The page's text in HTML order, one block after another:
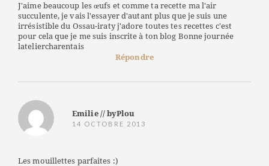
J'aime beaucoup les œufs et comme ta recette ma l'air
succulente, je vais l'essayer d'autant plus que je suis une
irrésistible du Ossau-iraty j'adore toutes tes recettes c'est
pour cela que je me suis inscrite à ton blog Bonne journée
lateliercharentais
Répondre
Emilie // byPlou
14 OCTOBRE 2013
Les mouillettes parfaites :)